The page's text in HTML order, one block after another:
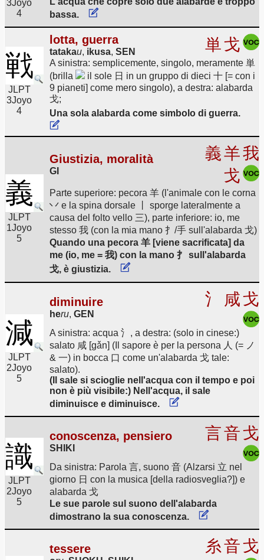
3Joyo
4
bassa.
戦
JLPT
3Joyo
4
lotta, guerra
tatakau, ikusa, SEN 単戈
A sinistra: semplicemente, singolo, meramente 単
(brilla
il sole 日 in un gruppo di dieci 十 [= con i
9 pianeti] come mero singolo), a destra: alabarda
戈;
Una sola alabarda come simbolo di guerra.
義
JLPT
1Joyo
5
Giustizia, moralità
GI
義羊我
戈
Parte superiore: pecora 羊 (l'animale con le corna
丷 e la spina dorsale 丨 sporge lateralmente a
causa del folto vello 三), parte inferiore: io, me
stesso 我 (con la mia mano 扌/手 sull'alabarda 戈)
Quando una pecora 羊 [viene sacrificata] da
me (io, me = 我) con la mano 扌 sull'alabarda
戈, è giustizia.
減
JLPT
2Joyo
5
diminuire
heru, GEN
氵 咸戈
A sinistra: acqua 氵, a destra: (solo in cinese:)
salato 咸 [gǎn] (Il sapore è per la persona 人 (= ノ
& 一) in bocca 口 come un'alabarda 戈 tale:
salato).
(Il sale si scioglie nell'acqua con il tempo e poi
non è più visibile:) Nell'acqua, il sale
diminuisce e diminuisce.
識
JLPT
2Joyo
5
conoscenza, pensiero
SHIKI
言音戈
Da sinistra: Parola 言, suono 音 (Alzarsi 立 nel
giorno 日 con la musica [della radiosveglia?]) e
alabarda 戈
Le sue parole sul suono dell'alabarda
dimostrano la sua conoscenza.
tessere 糸音戈